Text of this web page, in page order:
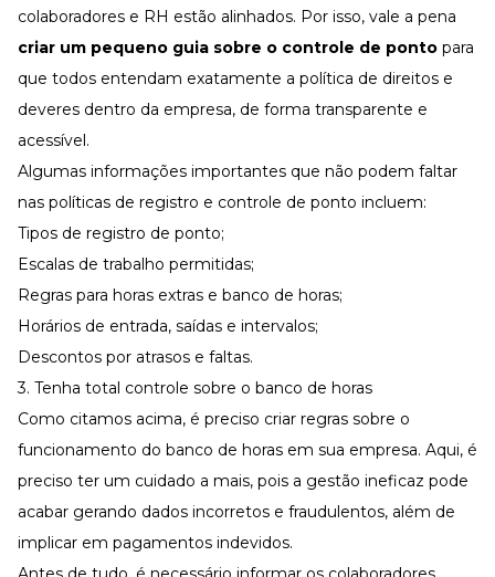
colaboradores e RH estão alinhados. Por isso, vale a pena
criar um pequeno guia sobre o controle de ponto para
que todos entendam exatamente a política de direitos e
deveres dentro da empresa, de forma transparente e
acessível.
Algumas informações importantes que não podem faltar
nas políticas de registro e controle de ponto incluem:
Tipos de registro de ponto;
Escalas de trabalho permitidas;
Regras para horas extras e banco de horas;
Horários de entrada, saídas e intervalos;
Descontos por atrasos e faltas.
3. Tenha total controle sobre o banco de horas
Como citamos acima, é preciso criar regras sobre o
funcionamento do banco de horas em sua empresa. Aqui, é
preciso ter um cuidado a mais, pois a gestão ineficaz pode
acabar gerando dados incorretos e fraudulentos, além de
implicar em pagamentos indevidos.